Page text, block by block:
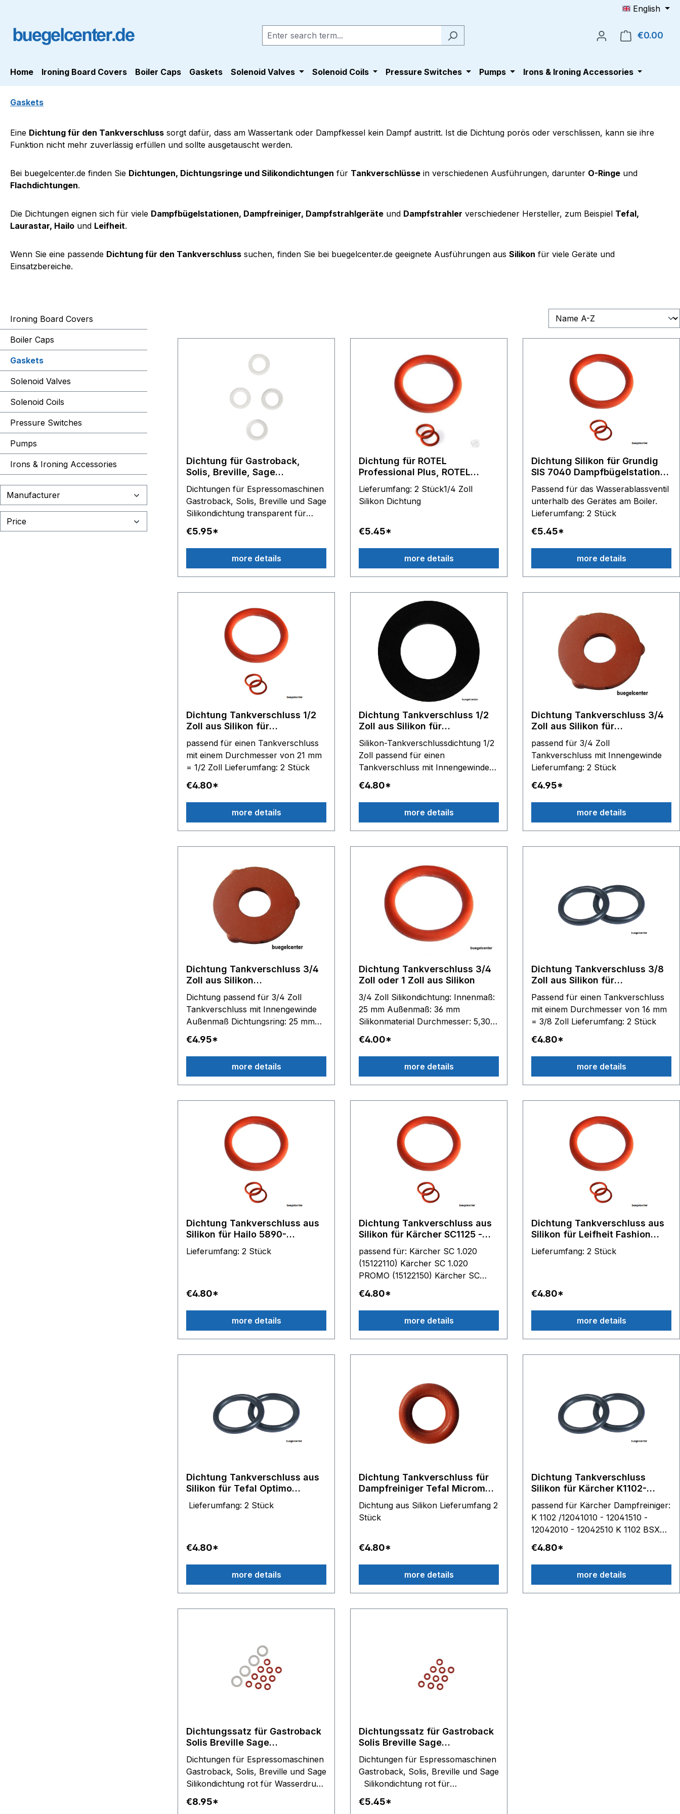
English
€0.00
Home Ironing Board Covers Boiler Caps Gaskets Solenoid Valves Solenoid Coils Pressure Switches Pumps Irons & Ironing Accessories
Gaskets
Eine Dichtung für den Tankverschluss sorgt dafür, dass am Wassertank oder Dampfkessel kein Dampf austritt. Ist die Dichtung porös oder verschlissen, kann sie ihre
Funktion nicht mehr zuverlässig erfüllen und sollte ausgetauscht werden.
Bei buegelcenter.de finden Sie Dichtungen, Dichtungsringe und Silikondichtungen für Tankverschlüsse in verschiedenen Ausführungen, darunter O-Ringe und
Flachdichtungen.
Die Dichtungen eignen sich für viele Dampfbügelstationen, Dampfreiniger, Dampfstrahlgeräte und Dampfstrahler verschiedener Hersteller, zum Beispiel Tefal,
Laurastar, Hailo und Leifheit.
Wenn Sie eine passende Dichtung für den Tankverschluss suchen, finden Sie bei buegelcenter.de geeignete Ausführungen aus Silikon für viele Geräte und
Einsatzbereiche.
Ironing Board Covers
Boiler Caps
Gaskets
Solenoid Valves
Solenoid Coils
Pressure Switches
Pumps
Irons & Ironing Accessories
Manufacturer
Price
Dichtung für Gastroback,
Solis, Breville, Sage
Magnetventile Anschluss
Dichtungen für Espressomaschinen
Gastroback, Solis, Breville und Sage
Silikondichtung transparent für
Anschluss Messing veredelt am
OLAB Magnetventil Lieferumfang: 4
x Dichtungringe transparent
Hinweis: Nur für OLAB
Magnetventile einsetzbar
€5.95*
more details
Dichtung für ROTEL
Professional Plus, ROTEL
Lieferumfang: 2 Stück1/4 Zoll
€5.45*
more details
Dichtung Silikon für Grundig
SIS 7040 Dampfbügelstation
Passend für das Wasserablassventil
unterhalb des Gerätes am Boiler.
€5.45*
more details
Dichtung Tankverschluss 1/2
Zoll aus Silikon für
Dampfbügelstationen
passend für einen Tankverschluss
mit einem Durchmesser von 21 mm
€4.80*
more details
Dichtung Tankverschluss 1/2
Zoll aus Silikon für
Dampfbügelstationen
Silikon-Tankverschlussdichtung 1/2
Zoll passend für einen
Tankverschluss mit Innengewinde
€4.80*
more details
Dichtung Tankverschluss 3/4
Zoll aus Silikon für
Dampfbügelstationen
Dampfstrahlgeräte
passend für 3/4 Zoll
Tankverschluss mit Innengewinde
€4.95*
more details
Dichtung Tankverschluss 3/4
Zoll aus Silikon
med*Plyno Dampfstrahlgerät
Dichtung passend für 3/4 Zoll
Tankverschluss mit Innengewinde
Außenmaß Dichtungsring: 25 mm
Material: Silikondichtung
€4.95*
more details
Dichtung Tankverschluss 3/4
Zoll oder 1 Zoll aus Silikon
3/4 Zoll Silikondichtung: Innenmaß:
25 mm Außenmaß: 36 mm
Silikonmaterial Durchmesser: 5,30
mm hitzebeständig bis 300°
Lieferumfang: 1 Stück 1 Zoll
Silikondichtung: Innenmaß: 33 mm
Außenmaß: 43 mm Silikonmaterial
Durchmesser: 5,30 mm
€4.00*
more details
Dichtung Tankverschluss 3/8
Zoll aus Silikon für
Dampfbügelstationen
Passend für einen Tankverschluss
mit einem Durchmesser von 16 mm
€4.80*
more details
Dichtung Tankverschluss aus
Silikon für Hailo 5890-
DG5030,DG5035 AEG DBS 5
Lieferumfang: 2 Stück
€4.80*
more details
Dichtung Tankverschluss aus
Silikon für Kärcher SC1125 -
Typen im Angebot
passend für: Kärcher SC 1.020
(15122110) Kärcher SC 1.020
PROMO (15122150) Kärcher SC
1.030 (15122800) Kärcher SC 1.030
B (15122310) Kärcher SC 1.035 B
(15122360) Kärcher SC 1020 B
(15122210) Kärcher SC 1125
(15182010) Kärcher SC 1125 PLUS
17021070) Kärcher SC 2.000
(15122700, 15122710) Kärcher SC
3.000 (15122900) Kärcher SC 3.100
(15123800) Kärcher SC 3.100 B
(15123900) Kärcher SI 2125
(15182500, 15182510)
€4.80*
more details
Dichtung Tankverschluss aus
Silikon für Leifheit Fashion
Lieferumfang: 2 Stück
€4.80*
more details
Dichtung Tankverschluss aus
Silikon für Tefal Optimo
Dampfbügelstation
Lieferumfang: 2 Stück
€4.80*
more details
Dichtung Tankverschluss für
Dampfreiniger Tefal Micromax
Dichtung aus Silikon Lieferumfang 2
Stück
€4.80*
more details
Dichtung Tankverschluss
Silikon für Kärcher K1102-
SC1100-SC1122
passend für Kärcher Dampfreiniger:
K 1102 /12041010 - 12041510 -
12042010 - 12042510 K 1102 BSX
/12045010 K 1105 /12049010 -
12049090 K 1105 PLUS/12049020
SC 1002 /15121010 SC
1002/15121070 SC 1052 / 15122010
SC 1100 /12041160 SC 1122
€4.80*
more details
Dichtungssatz für Gastroback
Solis Breville Sage
Magnetventile
Dichtungen für Espressomaschinen
Gastroback, Solis, Breville und Sage
Silikondichtung rot für Wasserdruck
Schlauch Silikondichtung
transparent für Anschlussstücke
€8.95*
Dichtungssatz für Gastroback
Solis Breville Sage
Wasserdruck Schlauch Set 10
Sück
Dichtungen für Espressomaschinen
Gastroback, Solis, Breville und Sage
Wasserdruck Schlauch
€5.45*